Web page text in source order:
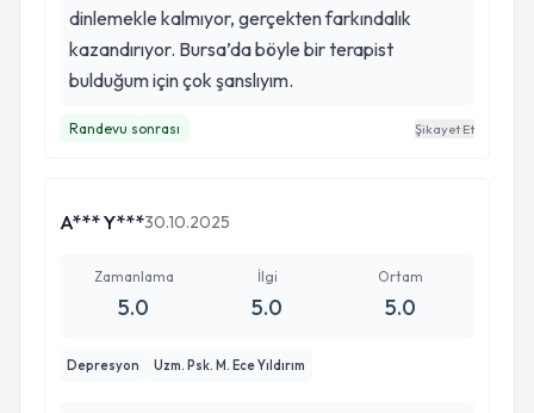
dinlemekle kalmıyor, gerçekten farkındalık
kazandırıyor. Bursa’da böyle bir terapist
bulduğum için çok şanslıyım.
Randevu sonrası Şikayet Et
A*** Y***30.10.2025
Zamanlama
5.0
İlgi
5.0
Ortam
5.0
Depresyon Uzm. Psk. M. Ece Yıldırım